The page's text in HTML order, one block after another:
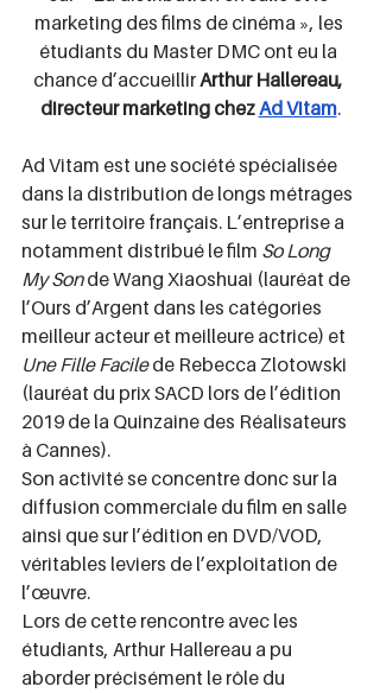
marketing des films de cinéma », les
étudiants du Master DMC ont eu la
chance d’accueillir Arthur Hallereau,
directeur marketing chez Ad Vitam.
Ad Vitam est une société spécialisée
dans la distribution de longs métrages
sur le territoire français. L’entreprise a
notamment distribué le film So Long
My Son de Wang Xiaoshuai (lauréat de
l’Ours d’Argent dans les catégories
meilleur acteur et meilleure actrice) et
Une Fille Facile de Rebecca Zlotowski
(lauréat du prix SACD lors de l’édition
2019 de la Quinzaine des Réalisateurs
à Cannes).
Son activité se concentre donc sur la
diffusion commerciale du film en salle
ainsi que sur l’édition en DVD/VOD,
véritables leviers de l’exploitation de
l’œuvre.
Lors de cette rencontre avec les
étudiants, Arthur Hallereau a pu
aborder précisément le rôle du